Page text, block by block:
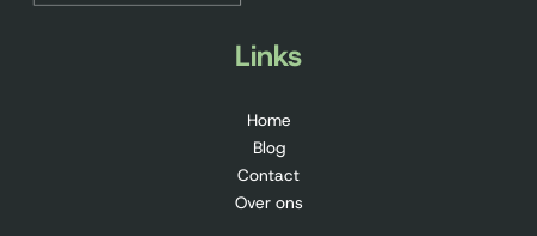
Links
Home
Blog
Contact
Over ons